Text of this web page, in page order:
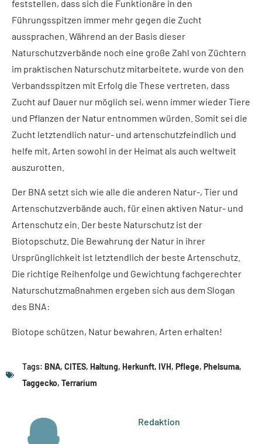
feststellen, dass sich die Funktionäre in den
Führungsspitzen immer mehr gegen die Zucht
aussprachen. Während an der Basis dieser
Naturschutzverbände noch eine große Zahl von Züchtern
im praktischen Naturschutz mitarbeitete, wurde von den
Verbandsspitzen mit Erfolg die These vertreten, dass
Zucht auf Dauer nur möglich sei, wenn immer wieder Tiere
und Pflanzen der Natur entnommen würden. Somit sei die
Zucht letztendlich natur- und artenschutzfeindlich und
helfe mit, Arten sowohl in der Heimat als auch weltweit
auszurotten.
Der BNA setzt sich wie alle die anderen Natur-, Tier und
Artenschutzverbände auch, für einen aktiven Natur- und
Artenschutz ein. Der beste Naturschutz ist der
Biotopschutz. Die Bewahrung der Natur in ihrer
Ursprünglichkeit ist letztendlich der beste Artenschutz.
Die richtige Reihenfolge und Gewichtung fachgerechter
Naturschutzmaßnahmen ergeben sich aus dem Slogan
des BNA:
Biotope schützen, Natur bewahren, Arten erhalten!
Tags: BNA, CITES, Haltung, Herkunft, IVH, Pflege, Phelsuma,
Taggecko, Terrarium
Redaktion